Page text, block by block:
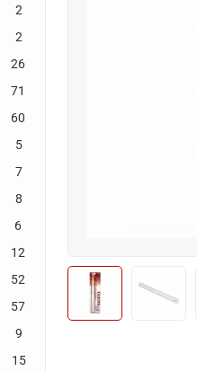
2
2
26
71
60
5
7
8
6
12
52
57
9
15